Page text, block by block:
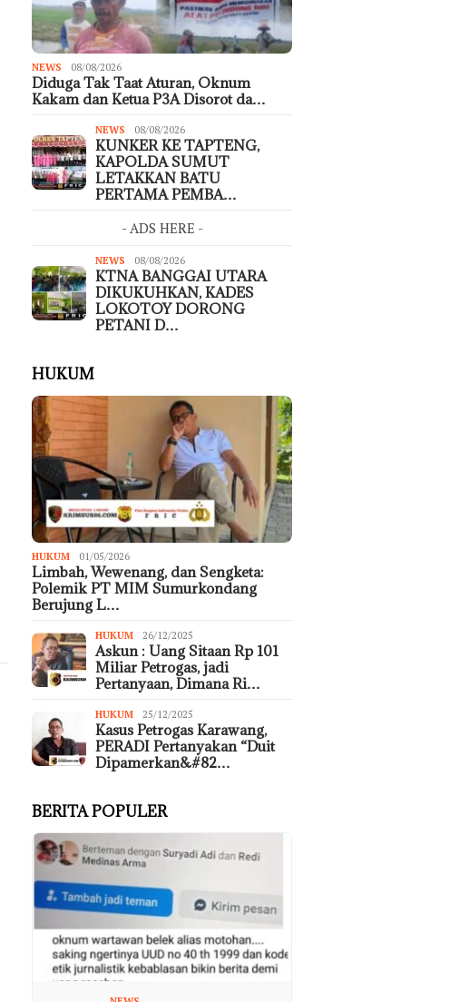
NEWS 08/08/2026
Diduga Tak Taat Aturan, Oknum
Kakam dan Ketua P3A Disorot da…
NEWS 08/08/2026
KUNKER KE TAPTENG,
KAPOLDA SUMUT
LETAKKAN BATU
PERTAMA PEMBA…
- ADS HERE -
NEWS 08/08/2026
KTNA BANGGAI UTARA
DIKUKUHKAN, KADES
LOKOTOY DORONG
PETANI D…
HUKUM
HUKUM 01/05/2026
Limbah, Wewenang, dan Sengketa:
Polemik PT MIM Sumurkondang
Berujung L…
HUKUM 26/12/2025
Askun : Uang Sitaan Rp 101
Miliar Petrogas, jadi
Pertanyaan, Dimana Ri…
HUKUM 25/12/2025
Kasus Petrogas Karawang,
PERADI Pertanyakan “Duit
Dipamerkan&#82…
BERITA POPULER